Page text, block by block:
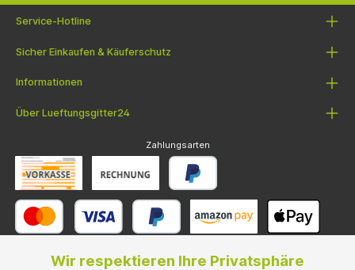
Service-Hotline
Sicher Einkaufen & Käuferschutz
Informationen
Über Lueftungsgitter24
Zahlungsarten
Wir respektieren Ihre Privatsphäre